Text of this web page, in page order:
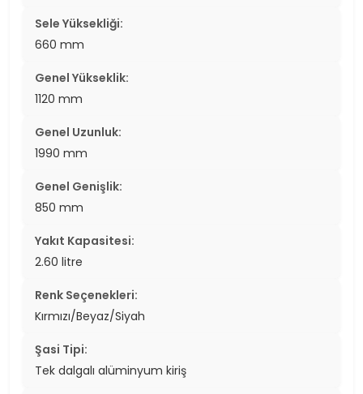
Sele Yüksekliği:
660 mm
Genel Yükseklik:
1120 mm
Genel Uzunluk:
1990 mm
Genel Genişlik:
850 mm
Yakıt Kapasitesi:
2.60 litre
Renk Seçenekleri:
Kırmızı/Beyaz/Siyah
Şasi Tipi:
Tek dalgalı alüminyum kiriş